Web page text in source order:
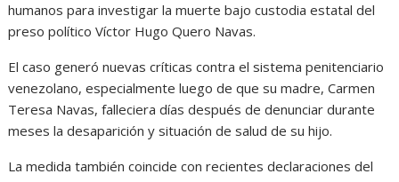
humanos para investigar la muerte bajo custodia estatal del
preso político Víctor Hugo Quero Navas.
El caso generó nuevas críticas contra el sistema penitenciario
venezolano, especialmente luego de que su madre, Carmen
Teresa Navas, falleciera días después de denunciar durante
meses la desaparición y situación de salud de su hijo.
La medida también coincide con recientes declaraciones del